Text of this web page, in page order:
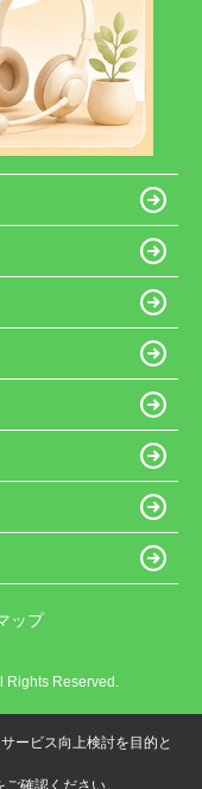
ップ
Rights Reserved.
ービス向上検討を目的と
ご確認ください。